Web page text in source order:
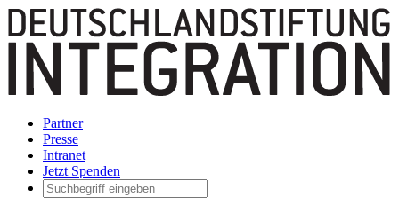
Partner
Presse
Intranet
Jetzt Spenden